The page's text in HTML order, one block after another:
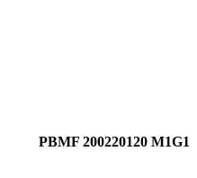
PBMF 200220120 M1G1